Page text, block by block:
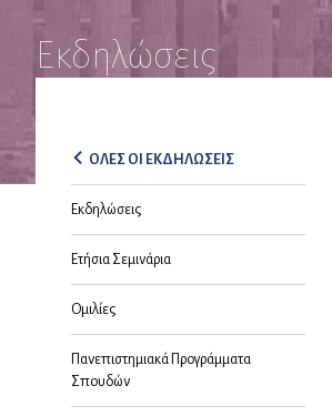
Εκδηλώσεις
ΟΛΕΣ ΟΙ ΕΚΔΗΛΩΣΕΙΣ
Εκδηλώσεις
Ετήσια Σεμινάρια
Ομιλίες
Πανεπιστημιακά Προγράμματα
Σπουδών